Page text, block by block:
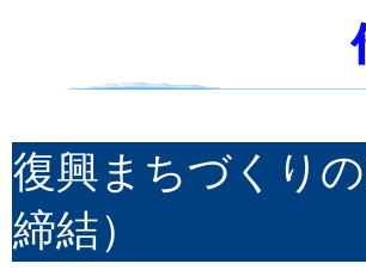
復興まちづくり
締結）